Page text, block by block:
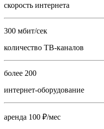
скорость интернета
300 мбит/сек
количество ТВ-каналов
более 200
интернет-оборудование
аренда 100 ₽/мес